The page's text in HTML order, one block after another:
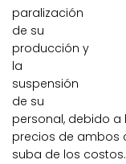
paralización
de su
producción y
la
suspensión
de su
personal, debido
precios de ambos
suba de los costos.